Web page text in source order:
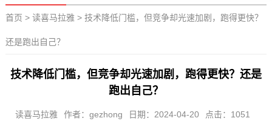
首页 > 读喜马拉雅> 技术降低门槛，但竞争却光速加剧，跑得更快？
还是跑出自己？
技术降低门槛，但竞争却光速加剧，跑得更快？还是
跑出自己？
读喜马拉雅 作者：gezhong 日期：2024-04-20 点击：1051